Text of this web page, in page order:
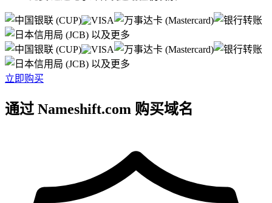
以及更多
以及更多
立即购买
通过 Nameshift.com 购买域名